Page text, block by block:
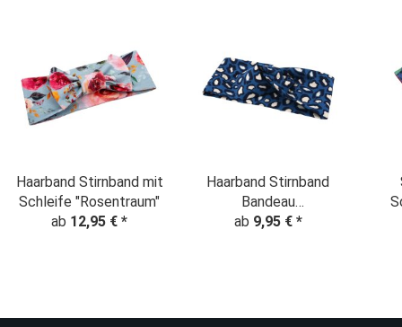
Haarband Stirnband mit
Schleife "Rosentraum"
ab 12,95 € *
Haarband Stirnband
Bandeau
"Leopardenmuster"
ab 9,95 € *